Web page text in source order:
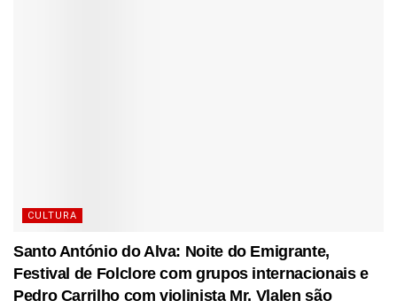
CULTURA
Santo António do Alva: Noite do Emigrante,
Festival de Folclore com grupos internacionais e
Pedro Carrilho com violinista Mr. Vlalen são